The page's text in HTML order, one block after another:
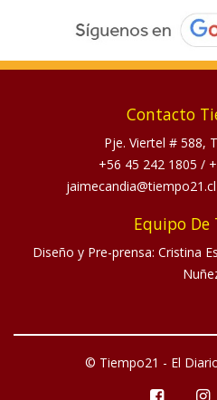
Contacto
Pje. Viertel # 588,
+56 45 242 1805 /
Equipo De
Diseño y Pre-prensa: Cristina
© Tiempo21 - El